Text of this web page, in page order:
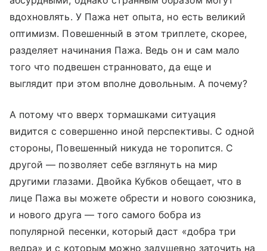
вдохновлять. У Пажа нет опыта, но есть великий
оптимизм. Повешенный в этом триплете, скорее,
разделяет начинания Пажа. Ведь он и сам мало
того что подвешен странновато, да еще и
выглядит при этом вполне довольным. А почему?
А потому что вверх тормашками ситуация
видится с совершенно иной перспективы. С одной
стороны, Повешенный никуда не торопится. С
другой — позволяет себе взглянуть на мир
другими глазами. Двойка Кубков обещает, что в
лице Пажа вы можете обрести и нового союзника,
и нового друга — того самого бобра из
популярной песенки, который даст «добра три
ведра» и с которым можно задушевно заточить на